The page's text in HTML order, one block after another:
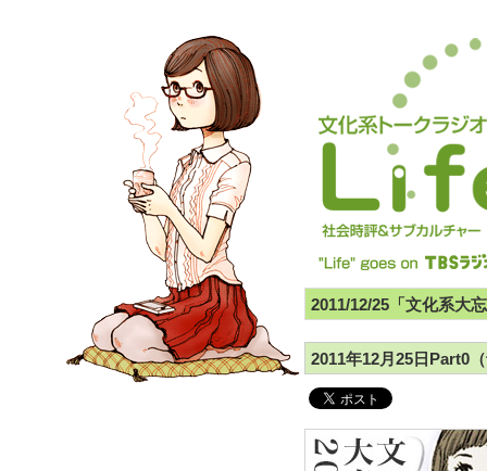
2011/12/25「文化系大
2011年12月25日Part0